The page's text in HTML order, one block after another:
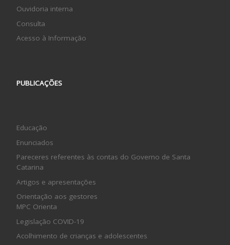
Ouvidoria interna
Consulta
Acesso à Informação
PUBLICAÇÕES
Educação
Enunciados
Pareceres referentes às contas do Governo de Santa
Catarina
Artigos e apresentações
Orientação aos gestores
MPC Orienta
Legislação COVID-19
Acolhimento de crianças e adolescentes